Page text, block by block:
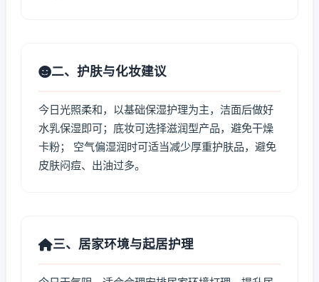
二、护肤与化妆建议
今日光照柔和，以基础保湿护理为主，洁面后做好
水乳保湿即可；底妆可选择滋润型产品，避免干燥
卡粉； 空气偏湿润时可适当减少厚重护肤品，避免
皮肤闷痘、出油过多。
三、居家环境与起居护理